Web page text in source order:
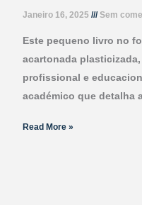
Janeiro 16, 2025 Sem
Este pequeno livro no
acartonada
profissional e
académico que detalha
Read More »